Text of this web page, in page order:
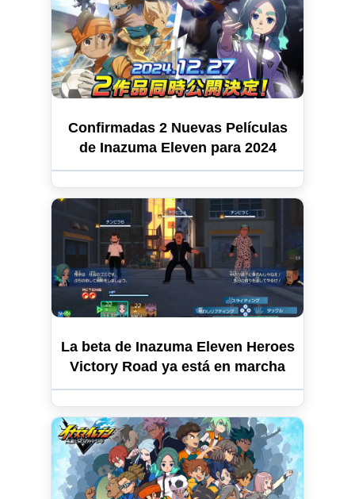
Confirmadas 2 Nuevas Películas
de Inazuma Eleven para 2024
La beta de Inazuma Eleven Heroes
Victory Road ya está en marcha